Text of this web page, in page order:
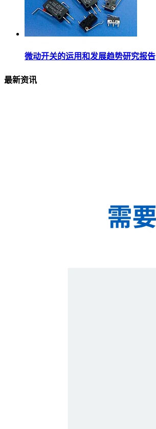
微动开关的运用和发展趋势研究报告
最新资讯